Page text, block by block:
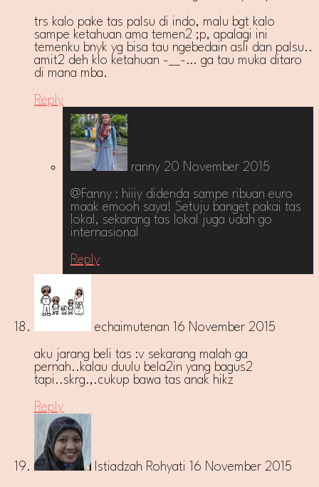
trs kalo pake tas palsu di indo, malu bgt kalo
sampe ketahuan ama temen2 ;p, apalagi ini
temenku bnyk yg bisa tau ngebedain asli dan palsu..
amit2 deh klo ketahuan -__-… ga tau muka ditaro
di mana mba.
Reply
ranny 20 November 2015
@Fanny : hiiiy didenda sampe ribuan euro
maak emooh saya! Setuju banget pakai tas
lokal, sekarang tas lokal juga udah go
internasional
Reply
echaimutenan 16 November 2015
aku jarang beli tas :v sekarang malah ga
pernah..kalau duulu bela2in yang bagus2
tapi..skrg.,.cukup bawa tas anak hikz
Reply
Istiadzah Rohyati 16 November 2015